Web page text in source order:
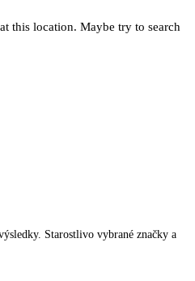
this location. Maybe try to search
Starostlivo vybrané značky a